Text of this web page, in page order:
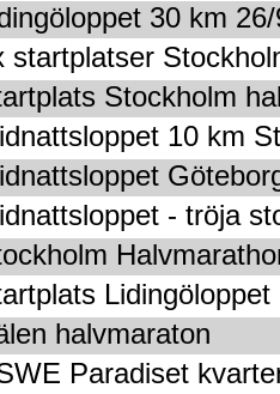
30 km
startplatser
Stockholm
10 km
- tröja
Lidingöloppet
halvmaraton
Paradiset